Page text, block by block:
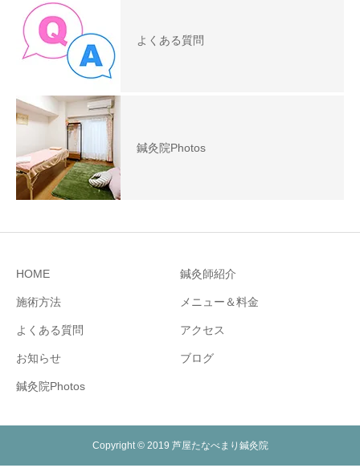
よくある質問
鍼灸院Photos
HOME 鍼灸師紹介
施術方法 メニュー＆料金
よくある質問 アクセス
お知らせ ブログ
鍼灸院Photos
Copyright © 2019 芦屋たなべまり鍼灸院